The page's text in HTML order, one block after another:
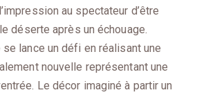
au spectateur d’être
déserte après un échouage.
se lance un défi en réalisant une
nouvelle représentant une
Le décor imaginé à partir un